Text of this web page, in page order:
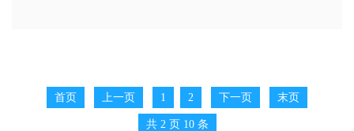
首页 上一页 1 2 下一页 末页
共 2 页 10 条